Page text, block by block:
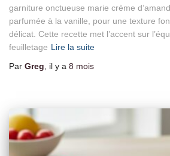
garniture onctueuse marie crème
parfumée à la vanille, pour une texture
délicat. Cette recette met l’accent sur
feuilletage Lire la suite
Par Greg , il y a 8 mois